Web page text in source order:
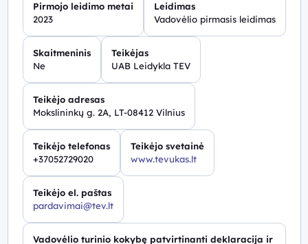
Pirmojo leidimo metai
2023
Leidimas
Vadovėlio pirmasis leidimas
Skaitmeninis
Ne
Teikėjas
UAB Leidykla TEV
Teikėjo adresas
Mokslininkų g. 2A, LT-08412 Vilnius
Teikėjo telefonas
+37052729020
Teikėjo svetainė
www.tevukas.lt
Teikėjo el. paštas
pardavimai@tev.lt
Vadovėlio turinio kokybę patvirtinanti deklaracija ir